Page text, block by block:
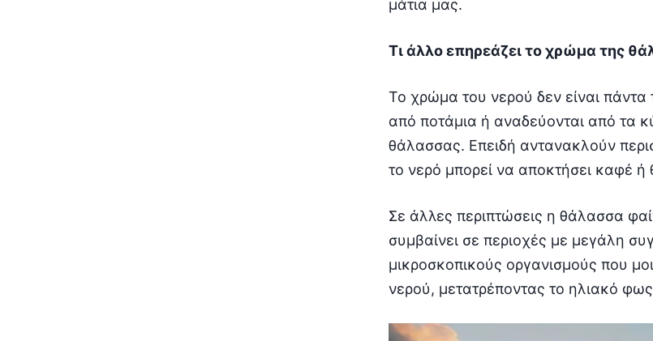
μάτια μας.
Τι άλλο επηρεάζει το χρώμα της
Το χρώμα του νερού δεν είναι πάντα
από ποτάμια ή αναδεύονται από τα
θάλασσας. Επειδή αντανακλούν
το νερό μπορεί να αποκτήσει καφέ ή
Σε άλλες περιπτώσεις η θάλασσα
συμβαίνει σε περιοχές με μεγάλη
μικροσκοπικούς οργανισμούς που
νερού, μετατρέποντας το ηλιακό